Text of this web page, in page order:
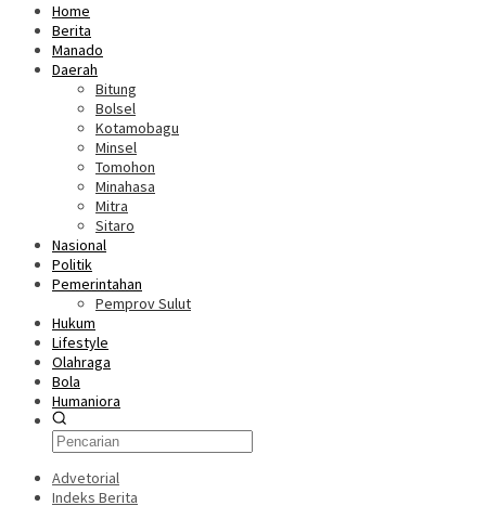
Home
Berita
Manado
Daerah
Bitung
Bolsel
Kotamobagu
Minsel
Tomohon
Minahasa
Mitra
Sitaro
Nasional
Politik
Pemerintahan
Pemprov Sulut
Hukum
Lifestyle
Olahraga
Bola
Humaniora
Advetorial
Indeks Berita